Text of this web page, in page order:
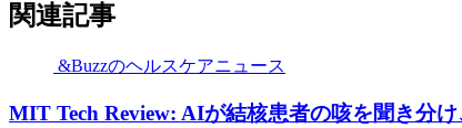
関連記事
&Buzzのヘルスケアニュース
MIT Tech Review: AIが結核患者の咳を聞き分